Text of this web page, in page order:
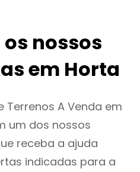
nossos
em Horta
Terrenos A Venda em
um dos nossos
receba a ajuda
indicadas para a